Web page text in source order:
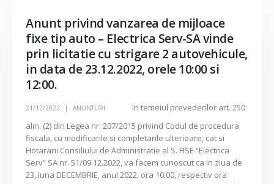
Anunt privind vanzarea de mijloace
fixe tip auto – Electrica Serv-SA vinde
prin licitatie cu strigare 2 autovehicule,
in data de 23.12.2022, orele 10:00 si
12:00.
21/12/2022 ANUNTURI
In temeiul prevederilor art. 250
alin. (2) din Legea nr. 207/2015 privind Codul de procedura
fiscala, cu modificarile si completarile ulterioare, cat si
Hotararii Consiliului de Administratie al S. FISE “Electrica
Serv” SA nr. 51/09.12.2022, va facem cunoscut ca in ziua de
23, luna DECEMBRIE, anul 2022, ora 10.00, respectiv ora